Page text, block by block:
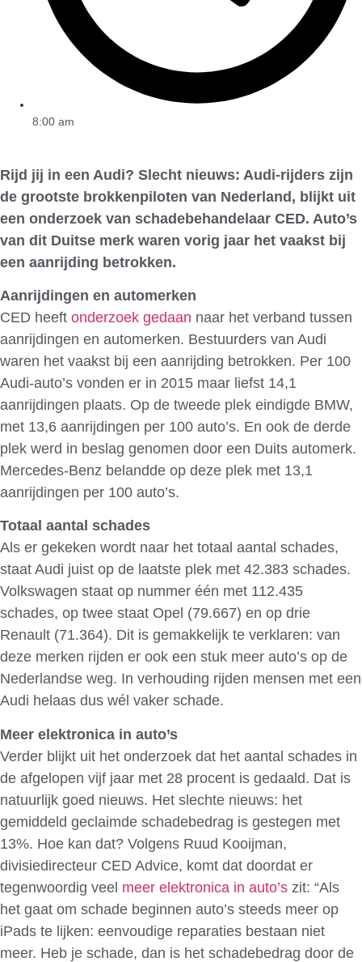
8:00 am
Rijd jij in een Audi? Slecht nieuws: Audi-rijders zijn
de grootste brokkenpiloten van Nederland, blijkt uit
een onderzoek van schadebehandelaar CED. Auto’s
van dit Duitse merk waren vorig jaar het vaakst bij
een aanrijding betrokken.
Aanrijdingen en automerken
CED heeft onderzoek gedaan naar het verband tussen
aanrijdingen en automerken. Bestuurders van Audi
waren het vaakst bij een aanrijding betrokken. Per 100
Audi-auto’s vonden er in 2015 maar liefst 14,1
aanrijdingen plaats. Op de tweede plek eindigde BMW,
met 13,6 aanrijdingen per 100 auto’s. En ook de derde
plek werd in beslag genomen door een Duits automerk.
Mercedes-Benz belandde op deze plek met 13,1
aanrijdingen per 100 auto’s.
Totaal aantal schades
Als er gekeken wordt naar het totaal aantal schades,
staat Audi juist op de laatste plek met 42.383 schades.
Volkswagen staat op nummer één met 112.435
schades, op twee staat Opel (79.667) en op drie
Renault (71.364). Dit is gemakkelijk te verklaren: van
deze merken rijden er ook een stuk meer auto’s op de
Nederlandse weg. In verhouding rijden mensen met een
Audi helaas dus wél vaker schade.
Meer elektronica in auto’s
Verder blijkt uit het onderzoek dat het aantal schades in
de afgelopen vijf jaar met 28 procent is gedaald. Dat is
natuurlijk goed nieuws. Het slechte nieuws: het
gemiddeld geclaimde schadebedrag is gestegen met
13%. Hoe kan dat? Volgens Ruud Kooijman,
divisiedirecteur CED Advice, komt dat doordat er
tegenwoordig veel meer elektronica in auto’s zit: “Als
het gaat om schade beginnen auto’s steeds meer op
iPads te lijken: eenvoudige reparaties bestaan niet
meer. Heb je schade, dan is het schadebedrag door de